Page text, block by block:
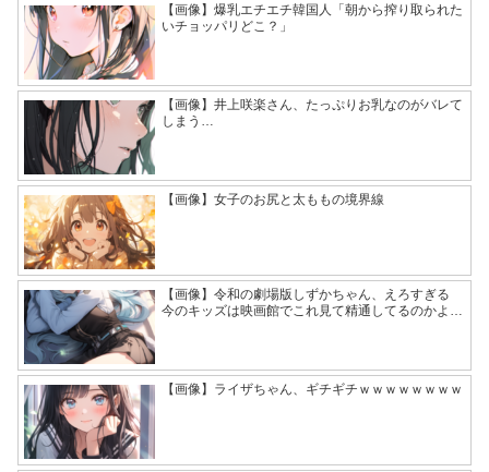
【画像】爆乳エチエチ韓国人「朝から搾り取られた
いチョッパリどこ？」
【画像】井上咲楽さん、たっぷりお乳なのがバレて
しまう…
【画像】女子のお尻と太ももの境界線
【画像】令和の劇場版しずかちゃん、えろすぎる
今のキッズは映画館でこれ見て精通してるのかよ…
【画像】ライザちゃん、ギチギチｗｗｗｗｗｗｗｗ